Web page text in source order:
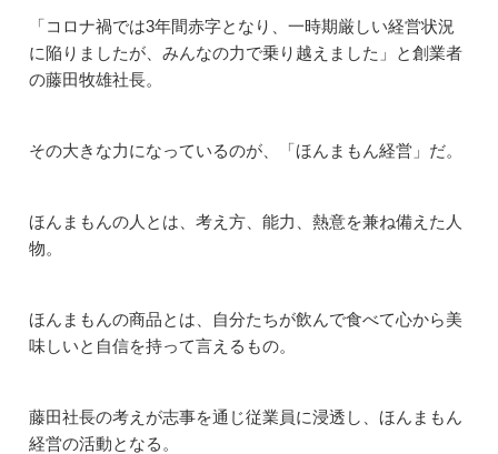
「コロナ禍では3年間赤字となり、一時期厳しい経営状況
に陥りましたが、みんなの力で乗り越えました」と創業者
の藤田牧雄社長。
その大きな力になっているのが、「ほんまもん経営」だ。
ほんまもんの人とは、考え方、能力、熱意を兼ね備えた人
物。
ほんまもんの商品とは、自分たちが飲んで食べて心から美
味しいと自信を持って言えるもの。
藤田社長の考えが志事を通じ従業員に浸透し、ほんまもん
経営の活動となる。